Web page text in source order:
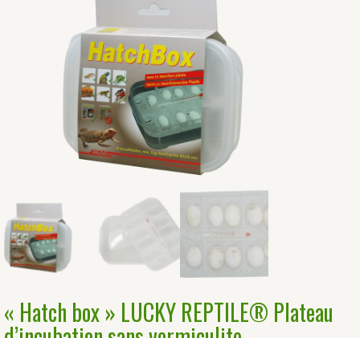
« Hatch box » LUCKY REPTILE® Plateau